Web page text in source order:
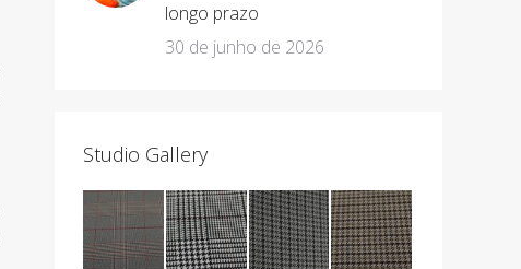
longo prazo
30 de junho de 2026
Studio Gallery